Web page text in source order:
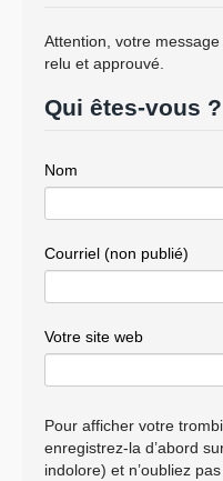
Attention, votre message
relu et approuvé.
Qui êtes-vous ?
Nom
Courriel (non publié)
Votre site web
Pour afficher votre
enregistrez-la d’abord
indolore) et n’oubliez